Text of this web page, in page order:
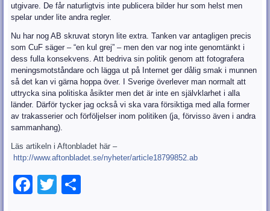
utgivare. De får naturligtvis inte publicera bilder hur som helst men
spelar under lite andra regler.
Nu har nog AB skruvat storyn lite extra. Tanken var antagligen precis
som CuF säger – “en kul grej” – men den var nog inte genomtänkt i
dess fulla konsekvens. Att bedriva sin politik genom att fotografera
meningsmotståndare och lägga ut på Internet ger dålig smak i munnen
så det kan vi gärna hoppa över. I Sverige överlever man normalt att
uttrycka sina politiska åsikter men det är inte en självklarhet i alla
länder. Därför tycker jag också vi ska vara försiktiga med alla former
av trakasserier och förföljelser inom politiken (ja, förvisso även i andra
sammanhang).
Läs artikeln i Aftonbladet här –
http://www.aftonbladet.se/nyheter/article18799852.ab
Facebook
Twitter